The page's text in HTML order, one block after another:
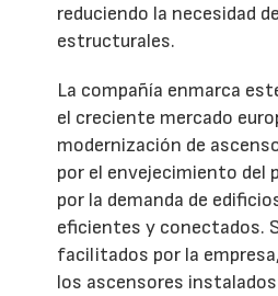
reduciendo la necesidad
estructurales.
La compañía enmarca
el creciente mercado
modernización de
por el envejecimiento del
por la demanda de
eficientes y conectados.
facilitados por la
los ascensores